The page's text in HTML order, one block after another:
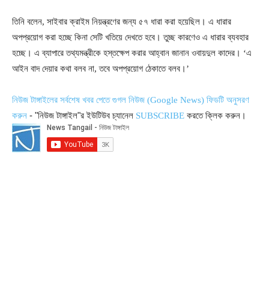
তিনি বলেন, সাইবার ক্রাইম নিয়ন্ত্রণের জন্য ৫৭ ধারা করা হয়েছিল। এ ধারার
অপপ্রয়োগ করা হচ্ছে কিনা সেটি খতিয়ে দেখতে হবে। তুচ্ছ কারণেও এ ধারার ব্যবহার
হচ্ছে। এ ব্যাপারে তথ্যমন্ত্রীকে হস্তক্ষেপ করার আহ্বান জানান ওবায়দুল কাদের। ‘এ
আইন বাদ দেয়ার কথা বলব না, তবে অপপ্রয়োগ ঠেকাতে বলব।’
নিউজ টাঙ্গাইলের সর্বশেষ খবর পেতে গুগল নিউজ (Google News) ফিডটি অনুসরণ
করুন - "নিউজ টাঙ্গাইল"র ইউটিউব চ্যানেল SUBSCRIBE করতে ক্লিক করুন।